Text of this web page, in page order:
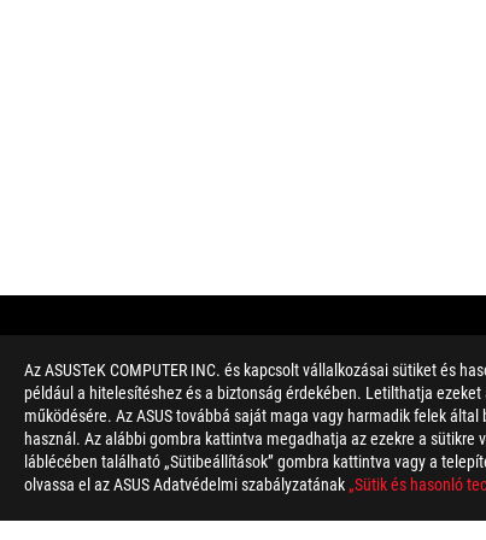
Az ASUSTeK COMPUTER INC. és kapcsolt vállalkozásai sütiket és
például a hitelesítéshez és a biztonság érdekében. Letilthatja
működésére. Az ASUS továbbá saját maga vagy harmadik felek
használ. Az alábbi gombra kattintva megadhatja az ezekre a
láblécében található „Sütibeállítások” gombra kattintva vagy a
olvassa el az ASUS Adatvédelmi szabályzatának „Sütik és hasonló
Disclaimer
A Federal Communications Commission és az Industry
Canada weboldalaira a helyi forgalomban kapható
Az összes műszaki tulajdonság előzetes értesítés
A specifikációk és termékjellemzők modellenként
A PCB szín és a szoftver verziója előzetes értesítés
A leírásban szereplő márka- és terméknevek a
Hacsak másként nem jelezzük, az összes